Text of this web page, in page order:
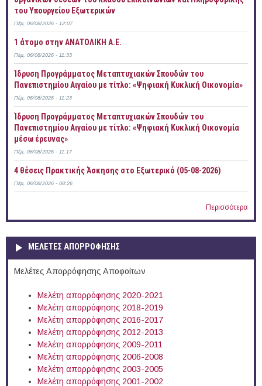
του Υπουργείου Εξωτερικών
Πέμ, 06/08/2026 - 12:07
1 άτομο στην ΑΝΑΤΟΛΙΚΗ Α.Ε.
Πέμ, 06/08/2026 - 11:33
Ίδρυση Προγράμματος Μεταπτυχιακών Σπουδών του
Πανεπιστημίου Αιγαίου με τίτλο: «Ψηφιακή Κυκλική Οικονομία»
Πέμ, 06/08/2026 - 11:23
Ίδρυση Προγράμματος Μεταπτυχιακών Σπουδών του
Πανεπιστημίου Αιγαίου με τίτλο: «Ψηφιακή Κυκλική Οικονομία
μέσω έρευνας»
Πέμ, 06/08/2026 - 11:17
4 θέσεις Πρακτικής Άσκησης στο Εξωτερικό (05-08-2026)
Πέμ, 06/08/2026 - 08:26
Περισσότερα
ΜΕΛΕΤΕΣ ΑΠΟΡΡΟΦΗΣΗΣ
Μελέτες Απορρόφησης Αποφοίτων
Μελέτη απορρόφησης 2020-2021
Μελέτη απορρόφησης 2018-2019
Μελέτη απορρόφησης 2016-2017
Μελέτη απορρόφησης 2012-2013
Μελέτη απορρόφησης 2009-2011
Μελέτη απορρόφησης 2006-2008
Μελέτη απορρόφησης 2003-2005
Μελέτη απορρόφησης 2001-2002